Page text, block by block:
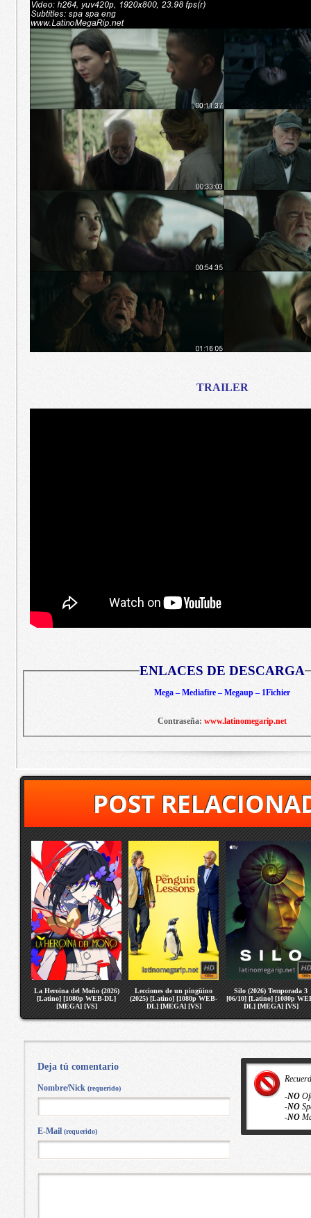
TRAILER
ENLACES DE DESCARGA
Mega – Mediafire – Megaup – 1Fichier
Contraseña: www.latinomegarip.net
POST
La Heroina del Moño (2026)
[Latino] [1080p WEB-DL]
[MEGA] [VS]
Lecciones de un pingüino
(2025) [Latino] [1080p WEB-
DL] [MEGA] [VS]
Silo (2026) Temporada 3
[06/10] [Latino] [1080p
DL] [MEGA] [VS]
-NO
-NO
-NO
Deja tú comentario
Nombre/Nick (requerido)
E-Mail (requerido)